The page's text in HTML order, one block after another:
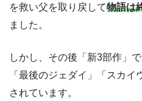
を救い父を取り戻して物語は
ました。
しかし、その後「新3部作」
「最後のジェダイ」「スカ
されています。